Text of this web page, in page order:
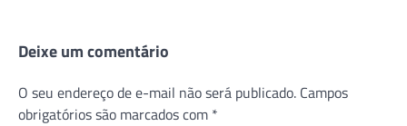
Deixe um comentário
O seu endereço de e-mail não será publicado. Campos
obrigatórios são marcados com *